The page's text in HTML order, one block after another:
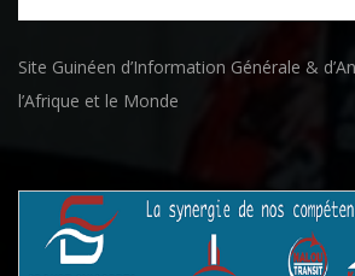
Site Guinéen d’Information Générale &
l’Afrique et le Monde